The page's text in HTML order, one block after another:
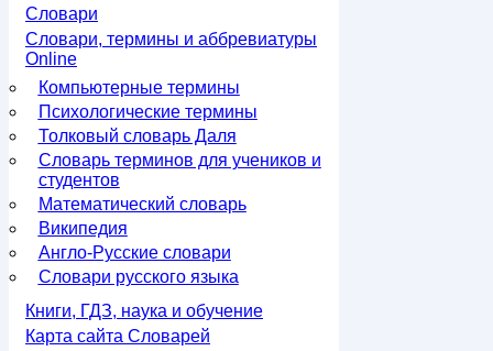
Словари
Словари, термины и аббревиатуры
Online
Компьютерные термины
Психологические термины
Толковый словарь Даля
Словарь терминов для учеников и
студентов
Математический словарь
Википедия
Англо-Русские словари
Словари русского языка
Книги, ГДЗ, наука и обучение
Карта сайта Словарей